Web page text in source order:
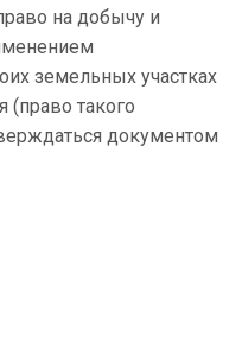
на добычу и
земельных участках
(право такого
документом